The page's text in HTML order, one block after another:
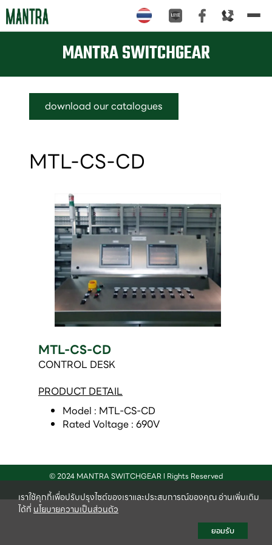
MANTRA SWITCHGEAR
download our catalogues
MTL-CS-CD
MTL-CS-CD
CONTROL DESK
PRODUCT DETAIL
Model : MTL-CS-CD
Rated Voltage : 690V
© 2024 MANTRA SWITCHGEAR l Rights Reserved
เราใช้คุกกี้เพื่อปรับปรุงไซต์ของเราและประสบการณ์ของคุณ อ่านเพิ่มเติม
ได้ที่ นโยบายความเป็นส่วนตัว
ยอมรับ